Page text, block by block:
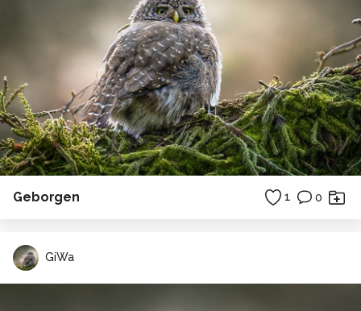
Geborgen 1 0
GiWa